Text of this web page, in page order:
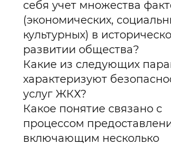
себя учет множества
(экономических,
культурных) в
развитии общества?
Какие из следующих
характеризуют
услуг ЖКХ?
Какое понятие связано с
процессом
включающим несколько